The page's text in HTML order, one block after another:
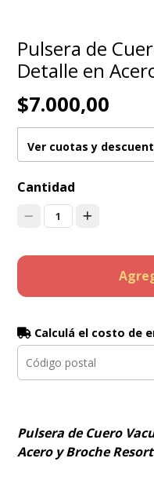
Pulsera de
Detalle en
$7.000,00
Ver cuotas y
Cantidad
1
Calculá el costo de
Pulsera de Cuero
Acero y Broche